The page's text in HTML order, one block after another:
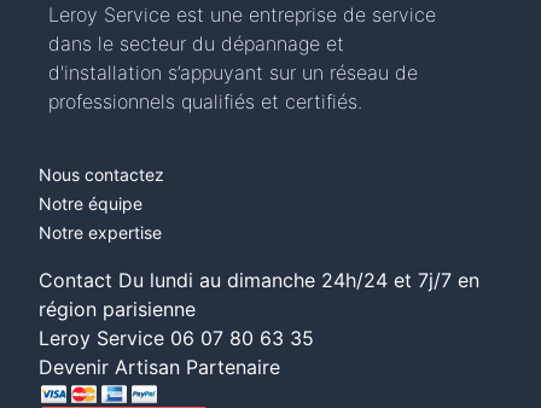
Leroy Service est une entreprise de service
dans le secteur du dépannage et
d'installation s’appuyant sur un réseau de
professionnels qualifiés et certifiés.
Nous contactez
Notre équipe
Notre expertise
Contact Du lundi au dimanche 24h/24 et 7j/7 en
région parisienne
Leroy Service 06 07 80 63 35
Devenir Artisan Partenaire